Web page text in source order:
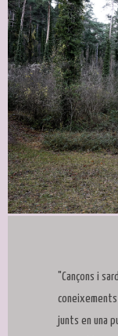
"Cançons i
junts en una